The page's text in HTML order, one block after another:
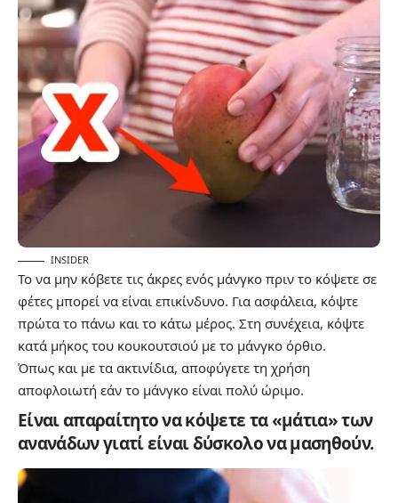
INSIDER
Το να μην κόβετε τις άκρες ενός μάνγκο πριν το κόψετε σε
φέτες μπορεί να είναι επικίνδυνο. Για ασφάλεια, κόψτε
πρώτα το πάνω και το κάτω μέρος. Στη συνέχεια, κόψτε
κατά μήκος του κουκουτσιού με το μάνγκο όρθιο.
Όπως και με τα ακτινίδια, αποφύγετε τη χρήση
αποφλοιωτή εάν το μάνγκο είναι πολύ ώριμο.
Είναι απαραίτητο να κόψετε τα «μάτια» των
ανανάδων γιατί είναι δύσκολο να μασηθούν.